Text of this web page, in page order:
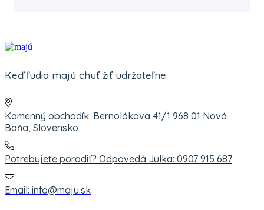
Keď ľudia majú chuť žiť udržateľne.
Kamenný obchodík: Bernolákova 41/1 968 01 Nová
Baňa, Slovensko
Potrebujete poradiť? Odpovedá Julka: 0907 915 687
Email: info@maju.sk